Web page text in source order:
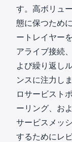
す。高ボリュ
態に保つため
ートレイヤー
アライブ接続
よび繰り返し
ンスに注力し
ロサービスト
ーリング、お
サービスメッ
するためにレ